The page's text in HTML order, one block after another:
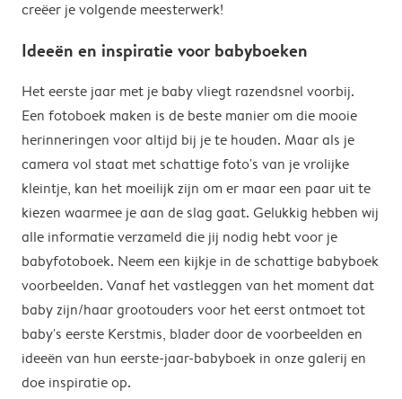
creëer je volgende meesterwerk!
Ideeën en inspiratie voor babyboeken
Het eerste jaar met je baby vliegt razendsnel voorbij.
Een fotoboek maken is de beste manier om die mooie
herinneringen voor altijd bij je te houden. Maar als je
camera vol staat met schattige foto's van je vrolijke
kleintje, kan het moeilijk zijn om er maar een paar uit te
kiezen waarmee je aan de slag gaat. Gelukkig hebben wij
alle informatie verzameld die jij nodig hebt voor je
babyfotoboek. Neem een kijkje in de schattige babyboek
voorbeelden. Vanaf het vastleggen van het moment dat
baby zijn/haar grootouders voor het eerst ontmoet tot
baby's eerste Kerstmis, blader door de voorbeelden en
ideeën van hun eerste-jaar-babyboek in onze galerij en
doe inspiratie op.